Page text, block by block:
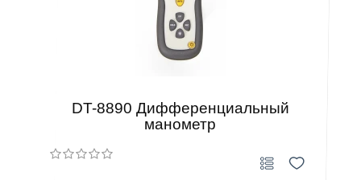
DT-8890 Дифференциальный
манометр